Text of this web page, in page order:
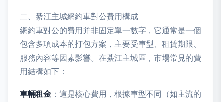
二、綦江主城網約車對公費用構成
網約車對公的費用并非固定單一數字，它通常是一個
包含多項成本的打包方案，主要受車型、租賃期限、
服務內容等因素影響。在綦江主城區，市場常見的費
用結構如下：
車輛租金 ：這是核心費用，根據車型不同（如主流的